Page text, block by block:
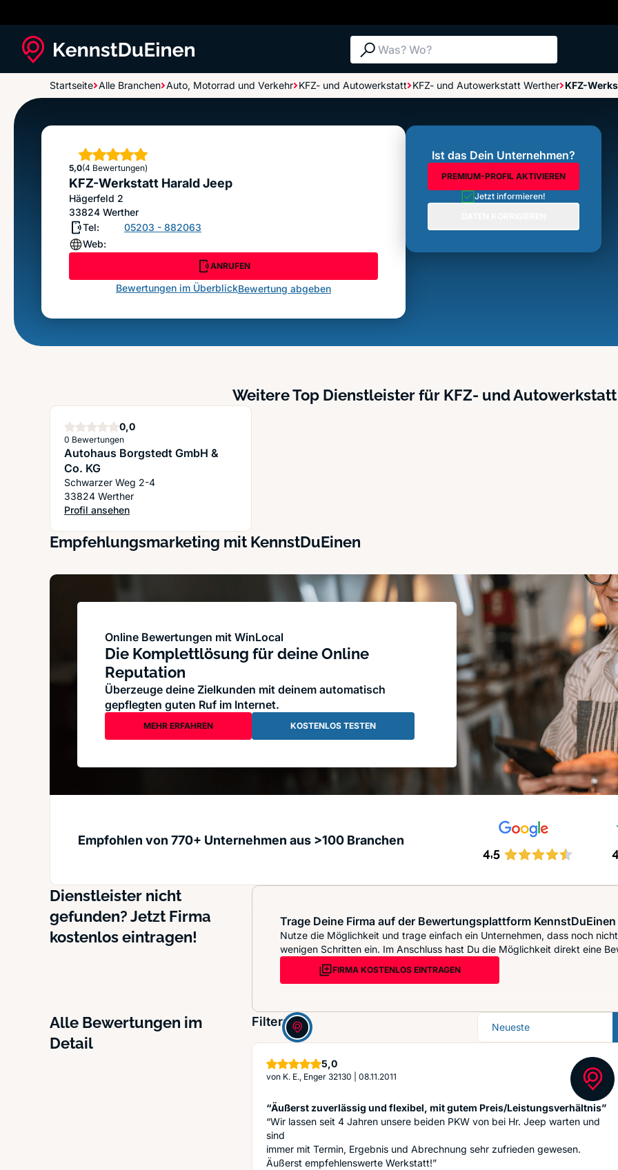
Suche: Was? Wo?
Startseite Alle Branchen Auto, Motorrad und Verkehr KFZ- und Autowerkstatt KFZ- und Autowerkstatt Werther KFZ-
KFZ-Werkstatt Harald Jeep
5,0
Sterne
(4 Bewertungen)
KFZ-Werkstatt Harald Jeep
Hägerfeld 2
33824 Werther
Tel:
05203 - 882063
Web:
ANRUFEN
Bewertungen im ÜberblickBewertung abgeben
Ist das Dein Unternehmen?
PREMIUM-PROFIL AKTIVIEREN
Jetzt informieren!
Weitere Top Dienstleister für KFZ- und
0,0Sterne
0 Bewertungen
Autohaus Borgstedt GmbH &
Co. KG
Schwarzer Weg 2-4
33824 Werther
Profil ansehen
: Autohaus Borgstedt GmbH & Co. KG
Empfehlungsmarketing mit KennstDuEinen
Online Bewertungen mit WinLocal
Die Komplettlösung für deine Online
Reputation
Überzeuge deine Zielkunden mit deinem automatisch
gepflegten guten Ruf im Internet.
MEHR ERFAHREN KOSTENLOS TESTEN
Empfohlen von 770+ Unternehmen aus >100 Branchen
Dienstleister nicht
gefunden? Jetzt Firma
kostenlos eintragen!
Trage Deine Firma auf der Bewertungsplattform
Nutze die Möglichkeit und trage einfach ein Unternehmen, dass noch
wenigen Schritten ein. Im Anschluss hast Du die Möglichkeit direkt eine
FIRMA KOSTENLOS EINTRAGEN
Alle Bewertungen im
Detail
Filter: Sortierung
5,0Sterne
von K. E., Enger 32130 08.11.2011
“Äußerst zuverlässig und flexibel, mit gutem Preis/Leistungsverhältnis”
“Wir lassen seit 4 Jahren unsere beiden PKW von bei Hr. Jeep warten und
sind
immer mit Termin, Ergebnis und Abrechnung sehr zufrieden gewesen.
Äußerst empfehlenswerte Werkstatt!”